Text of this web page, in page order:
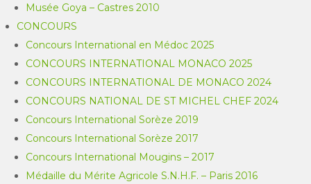
Musée Goya – Castres 2010
CONCOURS
Concours International en Médoc 2025
CONCOURS INTERNATIONAL MONACO 2025
CONCOURS INTERNATIONAL DE MONACO 2024
CONCOURS NATIONAL DE ST MICHEL CHEF 2024
Concours International Sorèze 2019
Concours International Sorèze 2017
Concours International Mougins – 2017
Médaille du Mérite Agricole S.N.H.F. – Paris 2016